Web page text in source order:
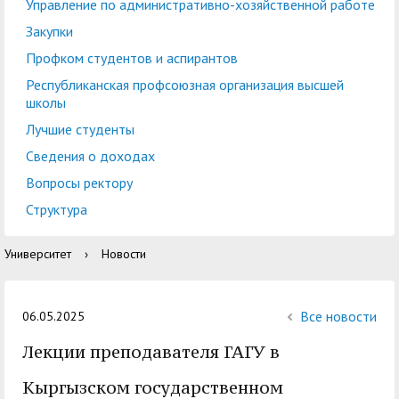
Международная
деятельность
Управление по
административно-
Закупки
Республиканская
организация высшей
Центр тестирования
иностранных граждан
по русскому языку
Центр развития
компетенций
Центр русского языка
обучающихся ГАГУ
Образовательный
модуль «Обучение
Информация о
Управление по административно-хозяйственной работе
Закупки
Профком студентов и аспирантов
Республиканская профсоюзная организация высшей
школы
Лучшие студенты
Сведения о доходах
Вопросы ректору
Структура
Университет › Новости
06.05.2025 Все новости
Лекции преподавателя ГАГУ в
Кыргызском государственном